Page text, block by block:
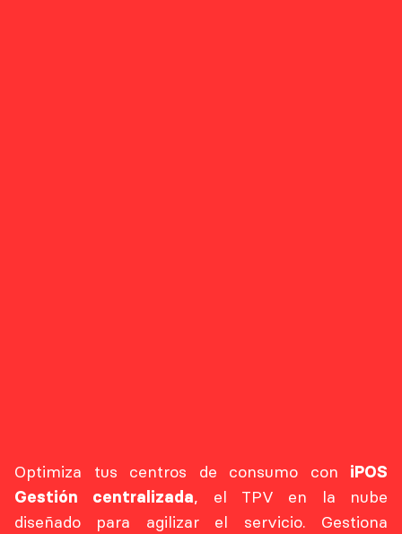
Optimiza tus centros de consumo con iPOS
Gestión centralizada, el TPV en la nube
diseñado para agilizar el servicio. Gestiona